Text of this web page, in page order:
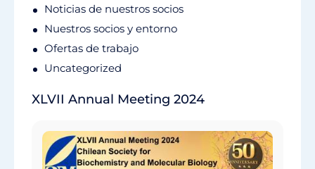
Noticias de nuestros socios
Nuestros socios y entorno
Ofertas de trabajo
Uncategorized
XLVII Annual Meeting 2024